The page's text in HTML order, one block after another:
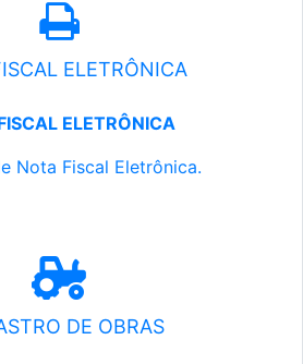
ELETRÔNICA
ELETRÔNICA
Nota Fiscal Eletrônica.
DE OBRAS